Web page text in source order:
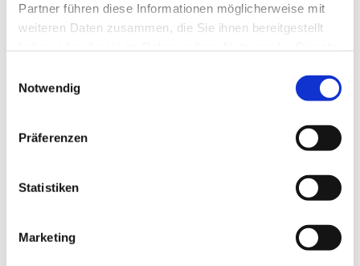
Partner führen diese Informationen möglicherweise mit
weiteren Daten zusammen, die Sie ihnen bereitgestellt
Notwendig
Präferenzen
Statistiken
Marketing